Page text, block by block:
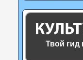
Твой гид